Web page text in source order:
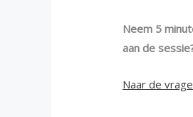
Neem 5
aan de
Naar de